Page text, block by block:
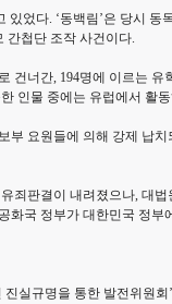
있었다. ‘동백림’은 당시
간첩단 조작 사건이다.
건너간, 194명에 이르는
인물 중에는 유럽에서 활
부 요원들에 의해 강제 납
죄판결이 내려졌으나,
화국 정부가 대한민국 정
실규명을 통한 발전위원